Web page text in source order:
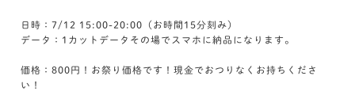
日時：7/12 15:00-20:00（お時間15分刻み）
データ：1カットデータその場でスマホに納品になります。
価格：800円！お祭り価格です！現金でおつりなくお持ちくださ
い！